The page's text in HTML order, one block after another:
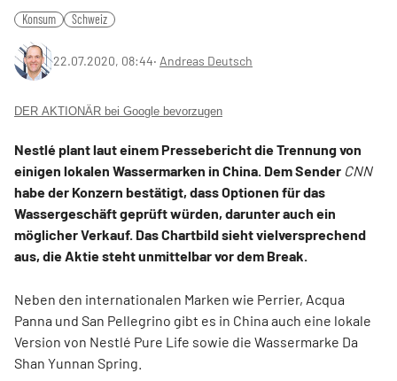
Konsum Schweiz
22.07.2020, 08:44‧ Andreas Deutsch
DER AKTIONÄR bei Google bevorzugen
Nestlé plant laut einem Pressebericht die Trennung von
einigen lokalen Wassermarken in China. Dem Sender CNN
habe der Konzern bestätigt, dass Optionen für das
Wassergeschäft geprüft würden, darunter auch ein
möglicher Verkauf. Das Chartbild sieht vielversprechend
aus, die Aktie steht unmittelbar vor dem Break.
Neben den internationalen Marken wie Perrier, Acqua
Panna und San Pellegrino gibt es in China auch eine lokale
Version von Nestlé Pure Life sowie die Wassermarke Da
Shan Yunnan Spring.